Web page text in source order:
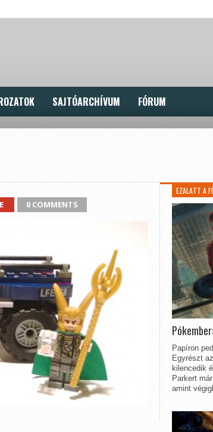
SAJTÓARCHÍVUM FÓRUM
0 COMMENTS
EZALATT A
Papíron
Egyrészt
kilencedik
Parkert
amint